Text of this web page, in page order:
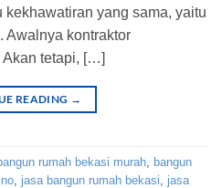
kekhawatiran yang sama, yaitu
Awalnya kontraktor
Akan tetapi, […]
READING →
rumah bekasi murah bangun
jasa bangun rumah bekasi
jasa